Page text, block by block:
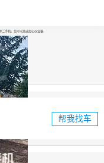
二手机，您可以挑选您心仪设备
帮我找车